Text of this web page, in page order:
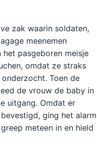
zak waarin soldaten,
meenemen
pasgeboren meisje
omdat ze straks
Toen de
de vrouw de baby in
uitgang. Omdat er
ging het alarm
meteen in en hield